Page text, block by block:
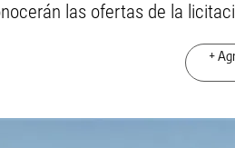
las ofertas de la
+